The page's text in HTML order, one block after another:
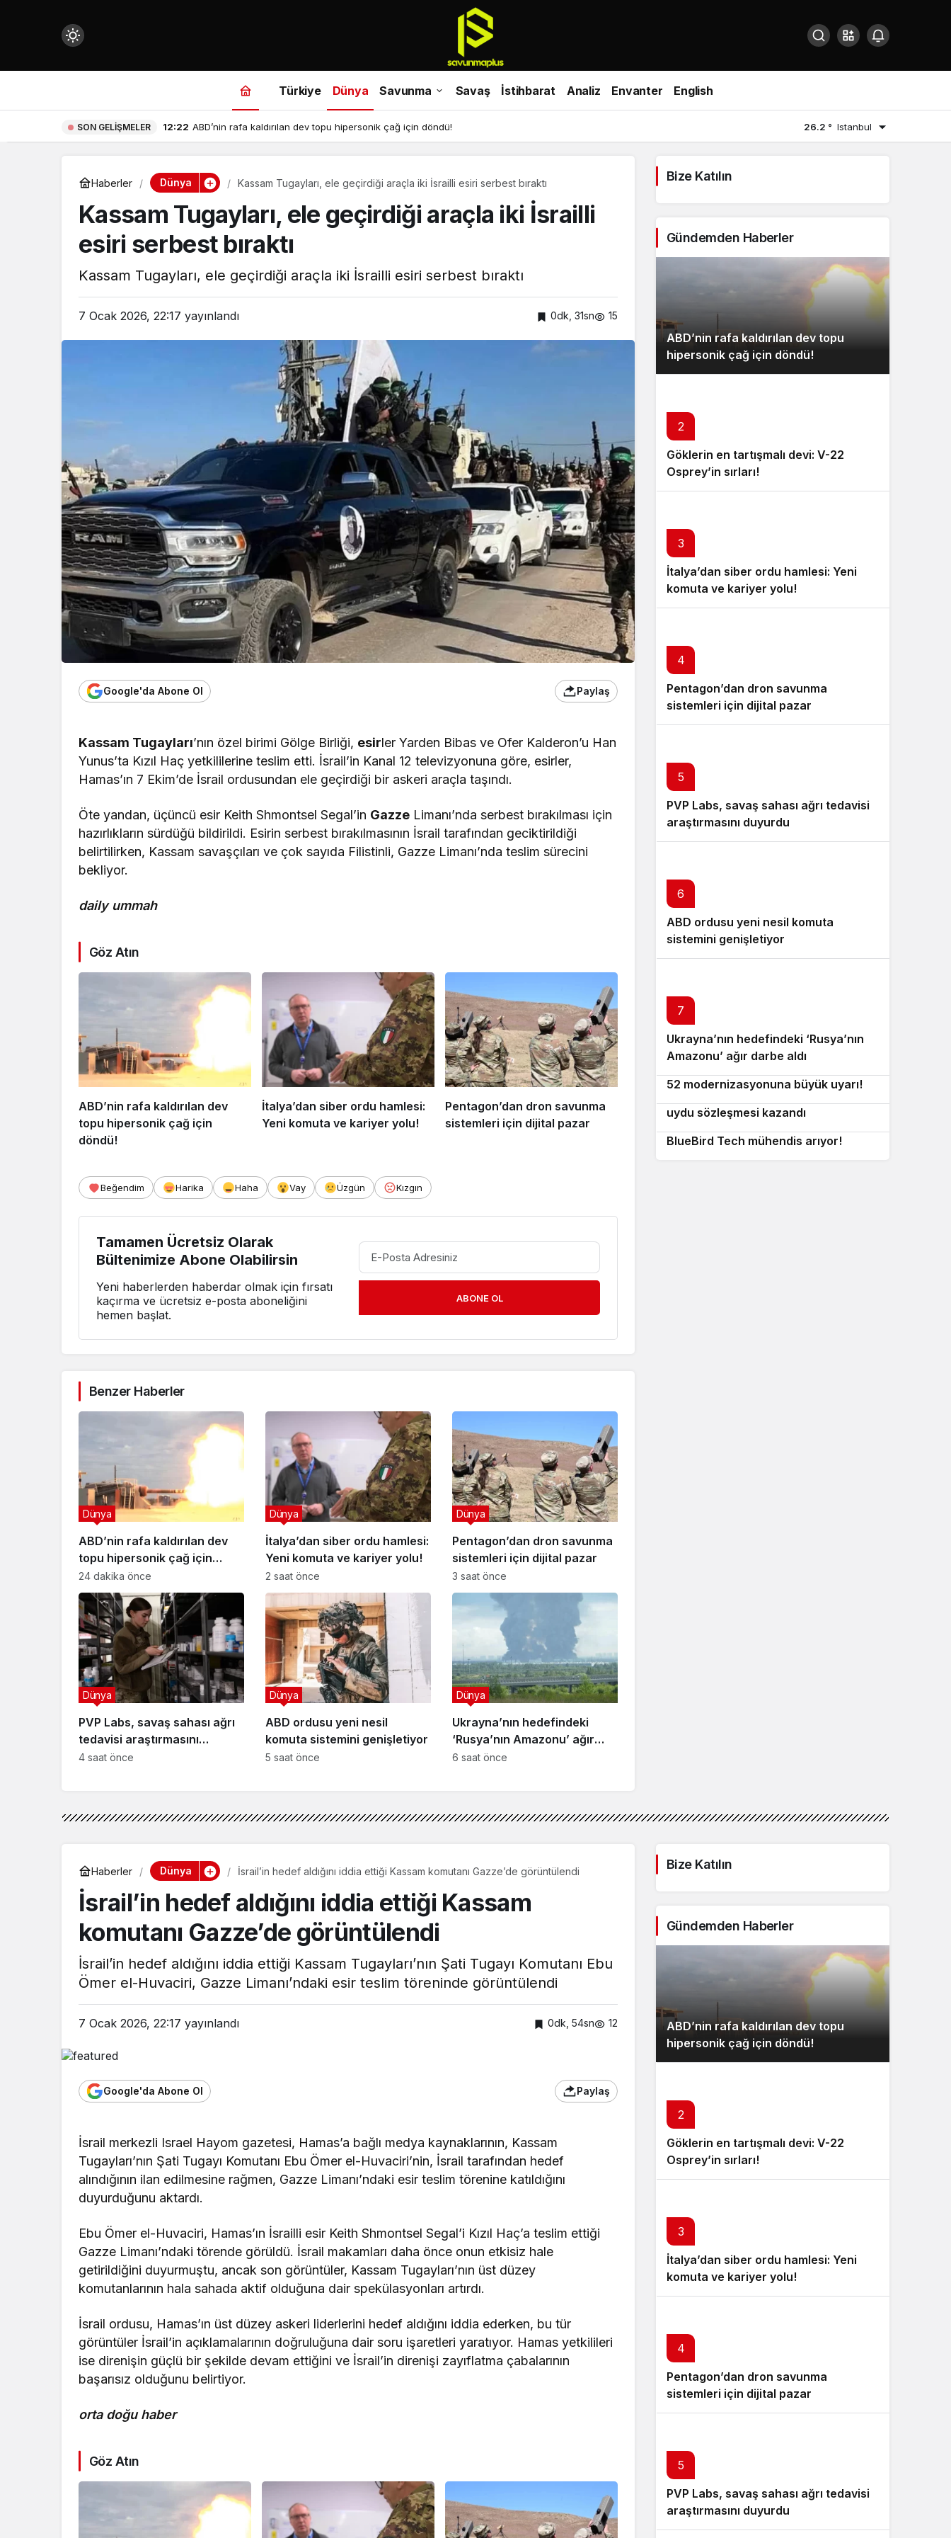
Mod
Türkiye Dünya Savunma Savaş İstihbarat Analiz Envanter English
SON GELIŞMELER 11:22 Göklerin en tartışmalı devi: V-22 Osprey’in sırları! 26.2 ° Istanbul
Haberler Dünya Kassam Tugayları, ele geçirdiği araçla iki İsrailli esiri serbest bıraktı
Kassam Tugayları, ele geçirdiği araçla iki İsrailli
esiri serbest bıraktı
Kassam Tugayları, ele geçirdiği araçla iki İsrailli esiri serbest bıraktı
7 Ocak 2026, 22:17 yayınlandı 0dk, 31sn 15
Google'da Abone Ol Paylaş
Kassam Tugayları’nın özel birimi Gölge Birliği, esirler Yarden Bibas ve Ofer Kalderon’u Han
Yunus’ta Kızıl Haç yetkililerine teslim etti. İsrail’in Kanal 12 televizyonuna göre, esirler,
Hamas’ın 7 Ekim’de İsrail ordusundan ele geçirdiği bir askeri araçla taşındı.
Öte yandan, üçüncü esir Keith Shmontsel Segal’in Gazze Limanı’nda serbest bırakılması için
hazırlıkların sürdüğü bildirildi. Esirin serbest bırakılmasının İsrail tarafından geciktirildiği
belirtilirken, Kassam savaşçıları ve çok sayıda Filistinli, Gazze Limanı’nda teslim sürecini
bekliyor.
daily ummah
Göz Atın
ABD’nin rafa kaldırılan dev
topu hipersonik çağ için
döndü!
İtalya’dan siber ordu hamlesi:
Yeni komuta ve kariyer yolu!
Pentagon’dan dron savunma
sistemleri için dijital pazar
Beğendim Harika Haha Vay Üzgün Kızgın
Tamamen Ücretsiz Olarak
Bültenimize Abone Olabilirsin
Yeni haberlerden haberdar olmak için fırsatı
kaçırma ve ücretsiz e-posta aboneliğini
hemen başlat.
ABONE OL
Benzer Haberler
ABD’nin rafa kaldırılan dev
topu hipersonik çağ için
döndü!
Dünya
24 dakika önce
İtalya’dan siber ordu hamlesi:
Yeni komuta ve kariyer yolu!
Dünya
2 saat önce
Pentagon’dan dron savunma
sistemleri için dijital pazar
Dünya
3 saat önce
PVP Labs, savaş sahası ağrı
tedavisi araştırmasını
duyurdu
Dünya
4 saat önce
ABD ordusu yeni nesil
komuta sistemini genişletiyor
Dünya
5 saat önce
Ukrayna’nın hedefindeki
‘Rusya’nın Amazonu’ ağır
darbe aldı
Dünya
6 saat önce
Bize Katılın
Gündemden Haberler
ABD’nin rafa kaldırılan dev topu
hipersonik çağ için döndü!
2
Göklerin en tartışmalı devi: V-22
Osprey’in sırları!
3
İtalya’dan siber ordu hamlesi: Yeni
komuta ve kariyer yolu!
4
Pentagon’dan dron savunma
sistemleri için dijital pazar
5
PVP Labs, savaş sahası ağrı tedavisi
araştırmasını duyurdu
6
ABD ordusu yeni nesil komuta
sistemini genişletiyor
7
Ukrayna’nın hedefindeki ‘Rusya’nın
Amazonu’ ağır darbe aldı
8
GAO’dan ABD Hava Kuvvetleri’nin B-
52 modernizasyonuna büyük uyarı!
uydu sözleşmesi kazandı
Ukrayna savunma sanayisinde kriz:
BlueBird Tech mühendis arıyor!
Haberler Dünya İsrail’in hedef aldığını iddia ettiği Kassam komutanı Gazze’de görüntülendi
İsrail’in hedef aldığını iddia ettiği Kassam
komutanı Gazze’de görüntülendi
İsrail’in hedef aldığını iddia ettiği Kassam Tugayları’nın Şati Tugayı Komutanı Ebu
Ömer el-Huvaciri, Gazze Limanı’ndaki esir teslim töreninde görüntülendi
7 Ocak 2026, 22:17 yayınlandı 0dk, 54sn 12
Google'da Abone Ol Paylaş
İsrail merkezli Israel Hayom gazetesi, Hamas’a bağlı medya kaynaklarının, Kassam
Tugayları’nın Şati Tugayı Komutanı Ebu Ömer el-Huvaciri’nin, İsrail tarafından hedef
alındığının ilan edilmesine rağmen, Gazze Limanı’ndaki esir teslim törenine katıldığını
duyurduğunu aktardı.
Ebu Ömer el-Huvaciri, Hamas’ın İsrailli esir Keith Shmontsel Segal’i Kızıl Haç’a teslim ettiği
Gazze Limanı’ndaki törende görüldü. İsrail makamları daha önce onun etkisiz hale
getirildiğini duyurmuştu, ancak son görüntüler, Kassam Tugayları’nın üst düzey
komutanlarının hala sahada aktif olduğuna dair spekülasyonları artırdı.
İsrail ordusu, Hamas’ın üst düzey askeri liderlerini hedef aldığını iddia ederken, bu tür
görüntüler İsrail’in açıklamalarının doğruluğuna dair soru işaretleri yaratıyor. Hamas yetkilileri
ise direnişin güçlü bir şekilde devam ettiğini ve İsrail’in direnişi zayıflatma çabalarının
başarısız olduğunu belirtiyor.
orta doğu haber
Göz Atın
Bize Katılın
Gündemden Haberler
ABD’nin rafa kaldırılan dev topu
hipersonik çağ için döndü!
2
Göklerin en tartışmalı devi: V-22
Osprey’in sırları!
3
İtalya’dan siber ordu hamlesi: Yeni
komuta ve kariyer yolu!
4
Pentagon’dan dron savunma
sistemleri için dijital pazar
5
PVP Labs, savaş sahası ağrı tedavisi
araştırmasını duyurdu